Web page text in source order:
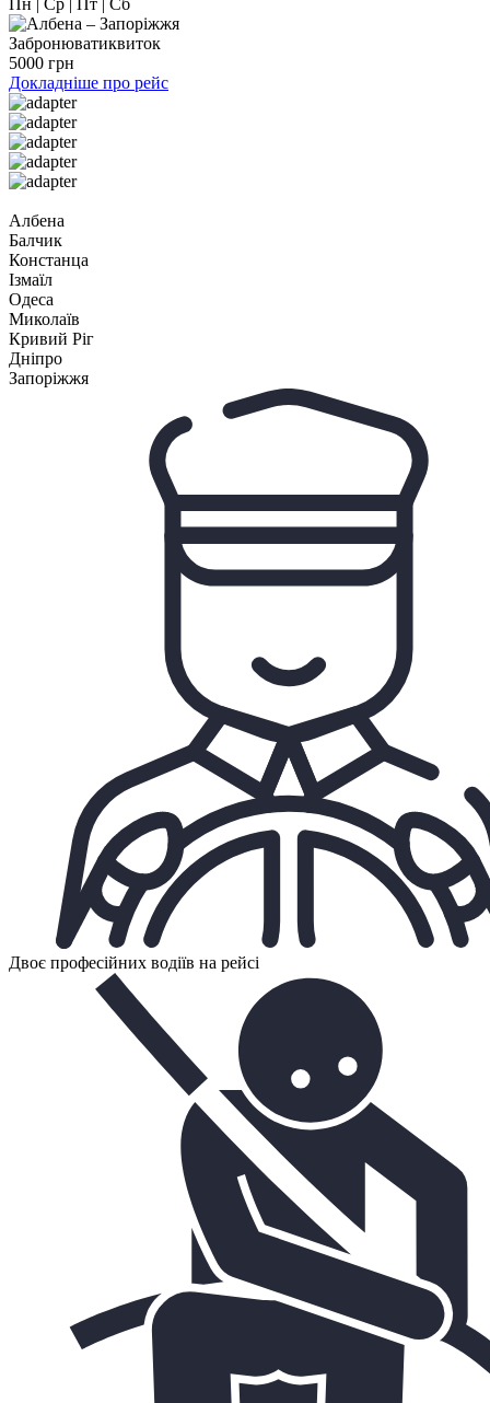
Забронюватиквиток
5000 грн
Докладніше про рейс
Албена
Балчик
Констанца
Ізмаїл
Одеса
Миколаїв
Кривий Ріг
Дніпро
Запоріжжя
Двоє професійних водіїв на рейсі